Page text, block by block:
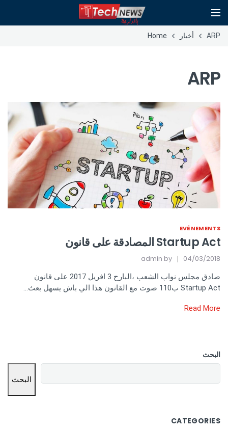
ARP أخبار Home
ARP
EVÉNEMENTS
Startup Act المصادقة على قانون
04/03/2018
admin
صادق مجلس نواب الشعب ،البارح 3 افريل 2017 على قانون
Startup Act ب110 صوت مع القانون هذا الي باش يسهل بعث…
Read More
البحث
البحث
CATEGORIES